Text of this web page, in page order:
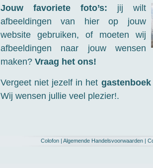
Jouw favoriete foto’s: jij wilt
afbeeldingen van hier op jouw
website gebruiken, of moeten wij
afbeeldingen naar jouw wensen
maken? Vraag het ons!
Vergeet niet jezelf in het gastenboek
Wij wensen jullie veel plezier!.
Colofon |Algemende Handelsvoorwaarden |